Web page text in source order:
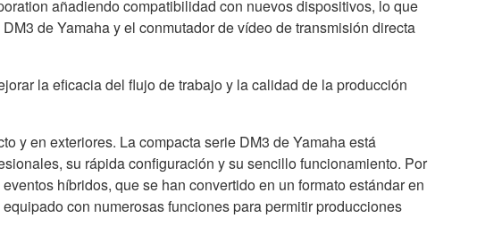
añadiendo compatibilidad con nuevos dispositivos, lo que
de Yamaha y el conmutador de vídeo de transmisión directa
la eficacia del flujo de trabajo y la calidad de la producción
y en exteriores. La compacta serie DM3 de Yamaha está
su rápida configuración y su sencillo funcionamiento. Por
híbridos, que se han convertido en un formato estándar en
con numerosas funciones para permitir producciones